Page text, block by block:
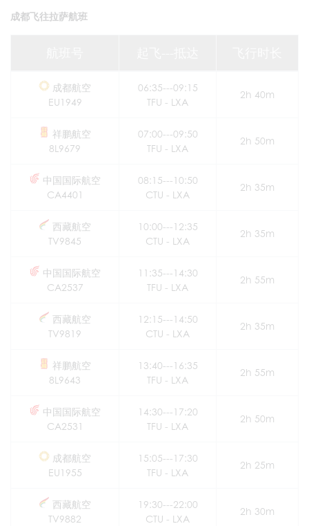
成都飞往拉萨航班
成都航空
EU1949
06:35---09:15
TFU - LXA
2h 40m
祥鹏航空
8L9679
07:00---09:50
TFU - LXA
2h 50m
中国国际航空
CA4401
08:15---10:50
CTU - LXA
2h 35m
西藏航空
TV9845
10:00---12:35
CTU - LXA
2h 35m
中国国际航空
CA2537
11:35---14:30
TFU - LXA
2h 55m
西藏航空
TV9819
12:15---14:50
CTU - LXA
2h 35m
祥鹏航空
8L9643
13:40---16:35
TFU - LXA
2h 55m
中国国际航空
CA2531
14:30---17:20
TFU - LXA
2h 50m
成都航空
EU1955
15:05---17:30
TFU - LXA
2h 25m
西藏航空
TV9882
19:30---22:00
CTU - LXA
2h 30m